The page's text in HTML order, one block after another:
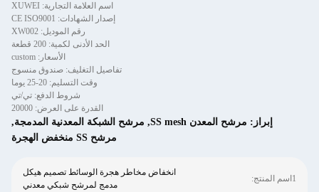
اسم العلامة التجارية: XUWEI
إصدار الشهادات: CE ISO9001
رقم الموديل: XW002
الحد الأدنى لكمية: 200 قطعة
الأسعار: custom
تفاصيل التغليف: صندوق منسوج
وقت التسليم: 20-25 يوما
شروط الدفع: تي/تي
القدرة على العرض: 20000
إبراز: مرشح المعدن SS mesh , مرشح الشبكة المعدنية المدمجة,
مرشح SS منخفض الهجرة
1اسم المنتج:
انخفاض مخاطر هجرة الوسائط تصميم هيكل
مدمج لمرشح شبكي معدني